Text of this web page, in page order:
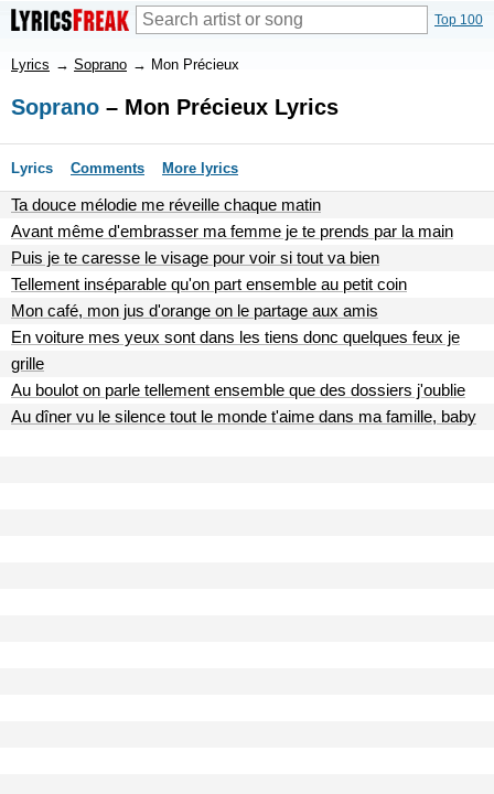
Top 100
Lyrics → Soprano → Mon Précieux
Soprano – Mon Précieux Lyrics
Lyrics Comments More lyrics
Ta douce mélodie me réveille chaque matin
Avant même d'embrasser ma femme je te prends par la main
Puis je te caresse le visage pour voir si tout va bien
Tellement inséparable qu'on part ensemble au petit coin
Mon café, mon jus d'orange on le partage aux amis
En voiture mes yeux sont dans les tiens donc quelques feux je
grille
Au boulot on parle tellement ensemble que des dossiers j'oublie
Au dîner vu le silence tout le monde t'aime dans ma famille, baby